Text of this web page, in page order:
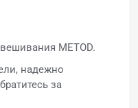
METOD.
надежно
за